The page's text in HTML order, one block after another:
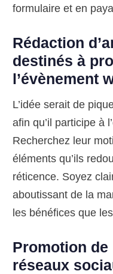
formulaire et en
Rédaction
destinés à
l’évènement
L’idée serait de
afin qu’il participe à
Recherchez leur
éléments qu’ils
réticence. Soyez
aboutissant de la
les bénéfices que
Promotion de
réseaux